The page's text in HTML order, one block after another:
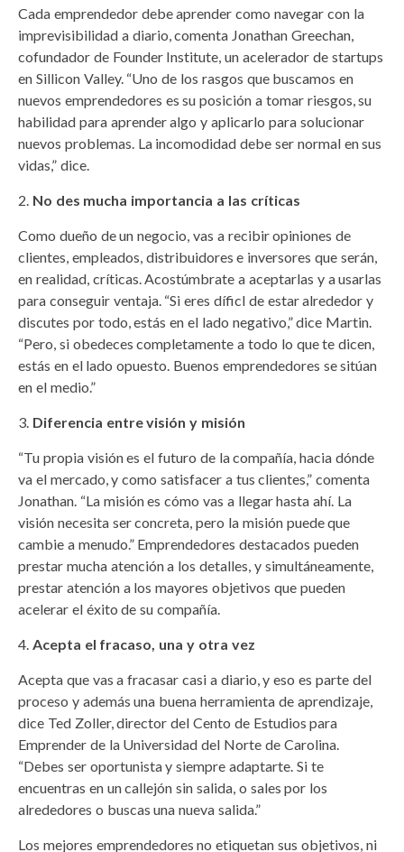
Cada emprendedor debe aprender como navegar con la
imprevisibilidad a diario, comenta Jonathan Greechan,
cofundador de Founder Institute, un acelerador de startups
en Sillicon Valley. “Uno de los rasgos que buscamos en
nuevos emprendedores es su posición a tomar riesgos, su
habilidad para aprender algo y aplicarlo para solucionar
nuevos problemas. La incomodidad debe ser normal en sus
vidas,” dice.
No des mucha importancia a las críticas
Como dueño de un negocio, vas a recibir opiniones de
clientes, empleados, distribuidores e inversores que serán,
en realidad, críticas. Acostúmbrate a aceptarlas y a usarlas
para conseguir ventaja. “Si eres díficl de estar alrededor y
discutes por todo, estás en el lado negativo,” dice Martin.
“Pero, si obedeces completamente a todo lo que te dicen,
estás en el lado opuesto. Buenos emprendedores se sitúan
en el medio.”
Diferencia entre visión y misión
“Tu propia visión es el futuro de la compañía, hacia dónde
va el mercado, y como satisfacer a tus clientes,” comenta
Jonathan. “La misión es cómo vas a llegar hasta ahí. La
visión necesita ser concreta, pero la misión puede que
cambie a menudo.” Emprendedores destacados pueden
prestar mucha atención a los detalles, y simultáneamente,
prestar atención a los mayores objetivos que pueden
acelerar el éxito de su compañía.
Acepta el fracaso, una y otra vez
Acepta que vas a fracasar casi a diario, y eso es parte del
proceso y además una buena herramienta de aprendizaje,
dice Ted Zoller, director del Cento de Estudios para
Emprender de la Universidad del Norte de Carolina.
“Debes ser oportunista y siempre adaptarte. Si te
encuentras en un callejón sin salida, o sales por los
alrededores o buscas una nueva salida.”
Los mejores emprendedores no etiquetan sus objetivos, ni